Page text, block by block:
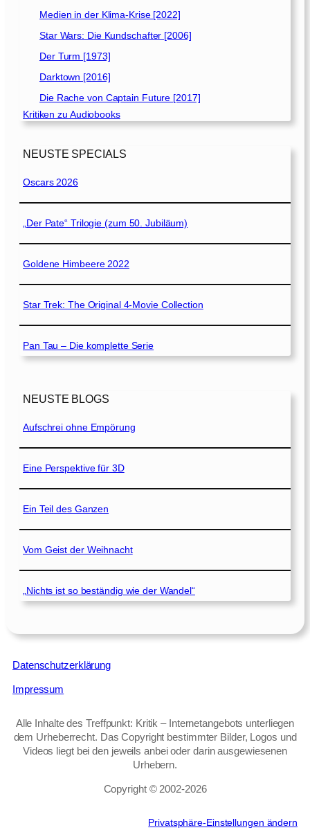
Medien in der Klima-Krise [2022]
Star Wars: Die Kundschafter [2006]
Der Turm [1973]
Darktown [2016]
Die Rache von Captain Future [2017]
Kritiken zu Audiobooks
NEUSTE SPECIALS
Oscars 2026
„Der Pate“ Trilogie (zum 50. Jubiläum)
Goldene Himbeere 2022
Star Trek: The Original 4-Movie Collection
Pan Tau – Die komplette Serie
NEUSTE BLOGS
Aufschrei ohne Empörung
Eine Perspektive für 3D
Ein Teil des Ganzen
Vom Geist der Weihnacht
„Nichts ist so beständig wie der Wandel“
Datenschutzerklärung
Impressum
Alle Inhalte des Treffpunkt: Kritik – Internetangebots unterliegen
dem Urheberrecht. Das Copyright bestimmter Bilder, Logos und
Videos liegt bei den jeweils anbei oder darin ausgewiesenen
Urhebern.
Copyright © 2002‑2026
Privatsphäre-Einstellungen ändern